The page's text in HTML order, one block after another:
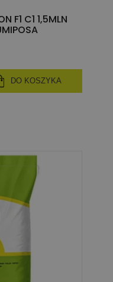
F1 C1 1,5MLN
DO KOSZYKA